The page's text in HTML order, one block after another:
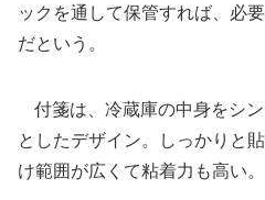
ックを通して保管すれば、必
だという。
付箋は、冷蔵庫の中身をシ
としたデザイン。しっかりと
け範囲が広くて粘着力も高い。